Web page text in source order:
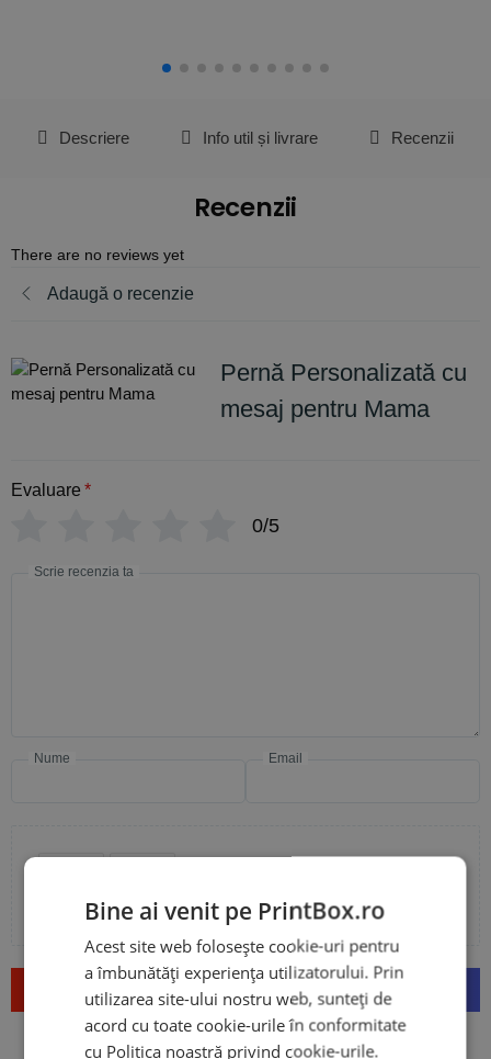
Descriere Info util și livrare Recenzii
Recenzii
There are no reviews yet
Adaugă o recenzie
Pernă Personalizată cu
mesaj pentru Mama
Evaluare *
0/5
Scrie recenzia ta
Nume Email
Trimite
Bine ai venit pe PrintBox.ro
Acest site web folosește cookie-uri pentru
a îmbunătăți experiența utilizatorului. Prin
utilizarea site-ului nostru web, sunteți de
acord cu toate cookie-urile în conformitate
cu Politica noastră privind cookie-urile.